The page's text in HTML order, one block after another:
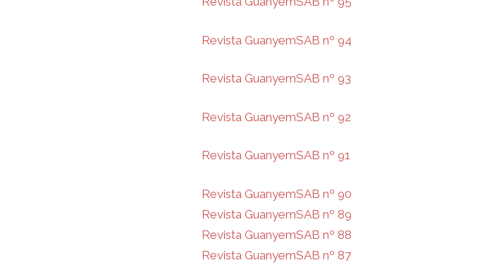
Revista GuanyemSAB nº 94
Revista GuanyemSAB nº 93
Revista GuanyemSAB nº 92
Revista GuanyemSAB nº 91
Revista GuanyemSAB nº 90
Revista GuanyemSAB nº 89
Revista GuanyemSAB nº 88
Revista GuanyemSAB nº 87